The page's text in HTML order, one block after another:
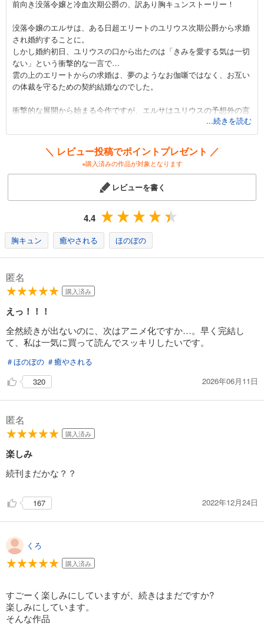
165円 (税込)
あらすじを表示する
カート
あらすじを表示する
165円 (税込)
あらすじを表示する
165円 (税込)
あらすじを表示する
カート
「きみを愛する気はない」と言った次期公爵様がなぜか溺愛してきます（単話版）第20話
前向き没落令嬢と冷血次期公爵の、訳あり胸キュンストーリー！
没落令嬢のエルサは、ある日超エリートのユリウス次期公爵から求婚
され婚約することに。
しかし婚約初日、ユリウスの口から出たのは「きみを愛する気は一切
ない」という衝撃的な一言で…
雲の上のエリートからの求婚は、夢のようなお伽噺ではなく、お互い
の体裁を守るための契約結婚なのでした。
衝撃的な展開から始まる今作ですが、エルサはユリウスの予想外の言
葉に臆することもなく、持ち前の明るさで真っすぐにユリウスに向き
合います。
その様子がとにかく愛らしい…！ユリウスのために食事を準備した
り、誕生日プレゼントを用意したり…常に笑顔で前向きな彼女の様子
に、読んでいるだけで心が洗われる気分です。
読者より間近でその様子を見ているユリウスも、もちろん例外ではあ
りません。彼女の明るさにユリウスの心も少しずつ動かされ、鉄仮面
の下にはそんな表情を隠してたのか！と思うほど様々な表情を彼女に
思わず背中を押したくなるような、真反対な二人が少しずつ、少しず
...続きを読む
＼ レビュー投稿でポイントプレゼント ／
※購入済みの作品が対象となります
レビューを書く
4.4
胸キュン 癒やされる ほのぼの
匿名
購入済み
えっ！！！
全然続きが出ないのに、次はアニメ化ですか…。早く完結し
て、私は一気に買って読んでスッキリしたいです。
＃ほのぼの ＃癒やされる
320
2026年06月11日
匿名
購入済み
楽しみ
続刊まだかな？？
167 2022年12月24日
くろ
購入済み
すごーく楽しみにしていますが、続きはまだですか?
楽しみにしています。
そんな作品